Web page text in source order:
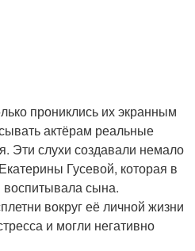
прониклись их экранным
актёрам реальные
Эти слухи создавали немало
Гусевой, которая в
сына.
вокруг её личной жизни
и могли негативно